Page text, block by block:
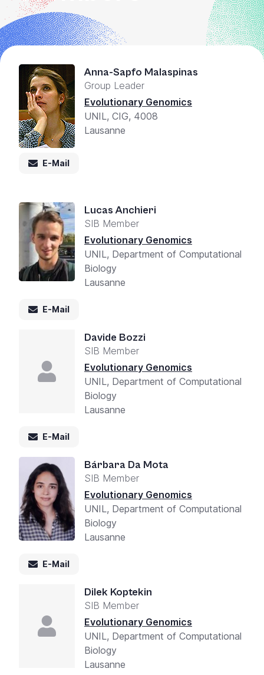
Anna-Sapfo Malaspinas
Group Leader
Evolutionary Genomics
UNIL, CIG, 4008
Lausanne
E-Mail
Lucas Anchieri
SIB Member
Evolutionary Genomics
UNIL, Department of Computational
Biology
Lausanne
E-Mail
Davide Bozzi
SIB Member
Evolutionary Genomics
UNIL, Department of Computational
Biology
Lausanne
E-Mail
Bárbara Da Mota
SIB Member
Evolutionary Genomics
UNIL, Department of Computational
Biology
Lausanne
E-Mail
Dilek Koptekin
SIB Member
Evolutionary Genomics
UNIL, Department of Computational
Biology
Lausanne